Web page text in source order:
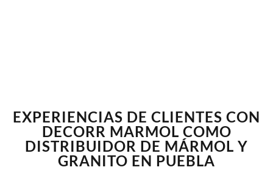
EXPERIENCIAS DE CLIENTES CON
DECORR MARMOL COMO
DISTRIBUIDOR DE MÁRMOL Y
GRANITO EN PUEBLA